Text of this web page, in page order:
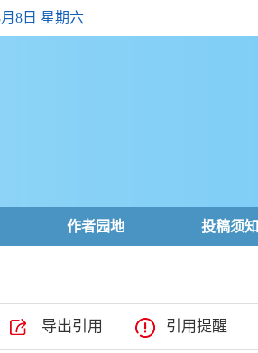
8日 星期六
作者园地 投稿须知
导出引用 引用提醒